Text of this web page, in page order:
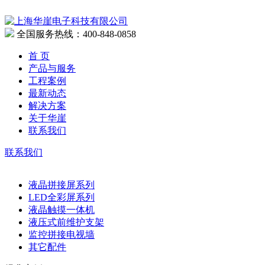
全国服务热线：400-848-0858
首 页
产品与服务
工程案例
最新动态
解决方案
关于华崖
联系我们
联系我们
液晶拼接屏系列
LED全彩屏系列
液晶触摸一体机
液压式前维护支架
监控拼接电视墙
其它配件